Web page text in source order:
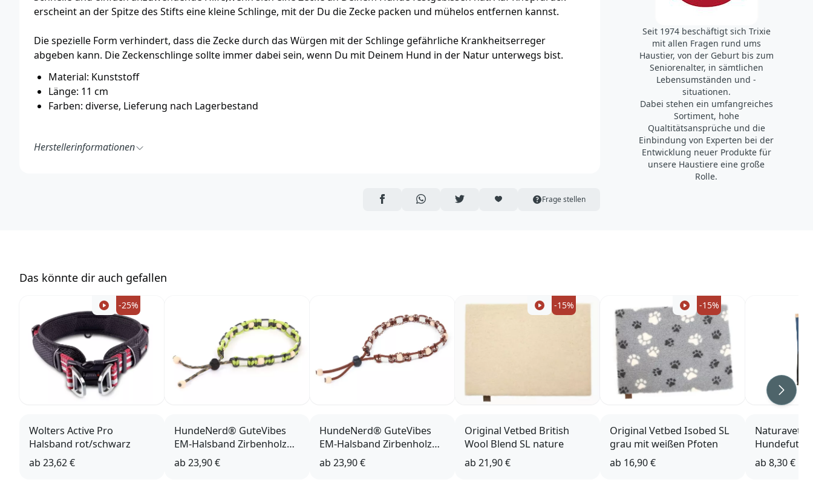
erscheint an der Spitze des Stifts eine kleine Schlinge, mit der Du die Zecke packen und mühelos entfernen kannst.
Die spezielle Form verhindert, dass die Zecke durch das Würgen mit der Schlinge gefährliche Krankheitserreger
abgeben kann. Die Zeckenschlinge sollte immer dabei sein, wenn Du mit Deinem Hund in der Natur unterwegs bist.
Material: Kunststoff
Länge: 11 cm
Farben: diverse, Lieferung nach Lagerbestand
Herstellerinformationen
AUF FACEBOOK TEILEN
ÜBER WHATSAPP TEILEN
AUF TWITTER TEILENARTIKEL AUF DIE MERKLISTE
Frage stellen
Seit 1974 beschäftigt sich Trixie
mit allen Fragen rund ums
Haustier, von der Geburt bis zum
Seniorenalter, in sämtlichen
Lebensumständen und -
situationen.
Dabei stehen ein umfangreiches
Sortiment, hohe
Qualtitätsansprüche und die
Einbindung von Experten bei der
Entwicklung neuer Produkte für
unsere Haustiere eine große
Rolle.
Das könnte dir auch gefallen
-25%
Wolters Active Pro
Halsband rot/schwarz
ab 23,62 €
HundeNerd® GuteVibes
EM-Halsband Zirbenholz
lime
ab 23,90 €
HundeNerd® GuteVibes
EM-Halsband Zirbenholz
braun
ab 23,90 €
-15%
Original Vetbed British
Wool Blend SL nature
ab 21,90 €
-15%
Original Vetbed Isobed SL
grau mit weißen Pfoten
ab 16,90 €
Naturavetal
ab 8,30 €
Weiter